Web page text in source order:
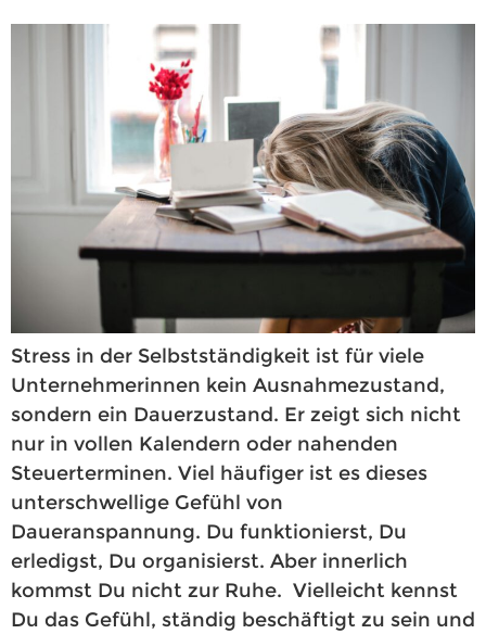
Stress in der Selbstständigkeit ist für viele
Unternehmerinnen kein Ausnahmezustand,
sondern ein Dauerzustand. Er zeigt sich nicht
nur in vollen Kalendern oder nahenden
Steuerterminen. Viel häufiger ist es dieses
unterschwellige Gefühl von
Daueranspannung. Du funktionierst, Du
erledigst, Du organisierst. Aber innerlich
kommst Du nicht zur Ruhe. Vielleicht kennst
Du das Gefühl, ständig beschäftigt zu sein und